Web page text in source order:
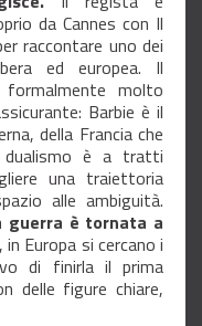
da Cannes con Il
raccontare uno dei
ed europea. Il
molto
Barbie è il
della Francia che
è a tratti
una traiettoria
alle ambiguità.
guerra è tornata a
, in Europa si cercano i
di finirla il prima
delle figure chiare,